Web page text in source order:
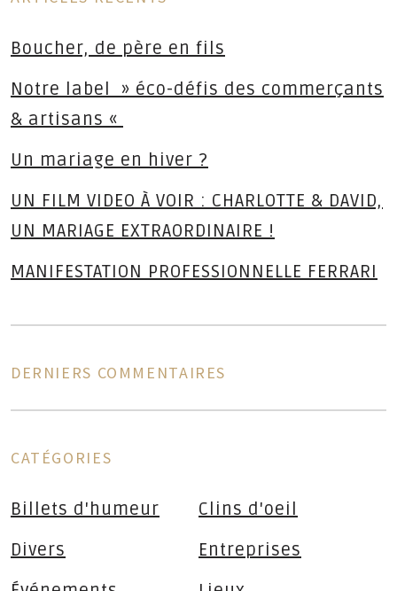
Boucher, de père en fils
Notre label » éco-défis des commerçants
& artisans «
Un mariage en hiver ?
UN FILM VIDEO À VOIR : CHARLOTTE & DAVID,
UN MARIAGE EXTRAORDINAIRE !
MANIFESTATION PROFESSIONNELLE FERRARI
DERNIERS COMMENTAIRES
CATÉGORIES
Billets d'humeur
Clins d'oeil
Divers
Entreprises